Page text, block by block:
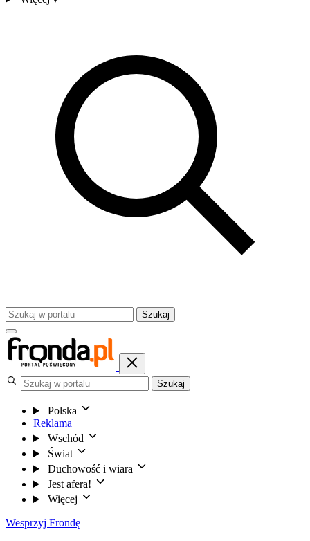
Szukaj
Szukaj
Polska
Reklama
Wschód
Świat
Duchowość i wiara
Jest afera!
Więcej
Wesprzyj Frondę